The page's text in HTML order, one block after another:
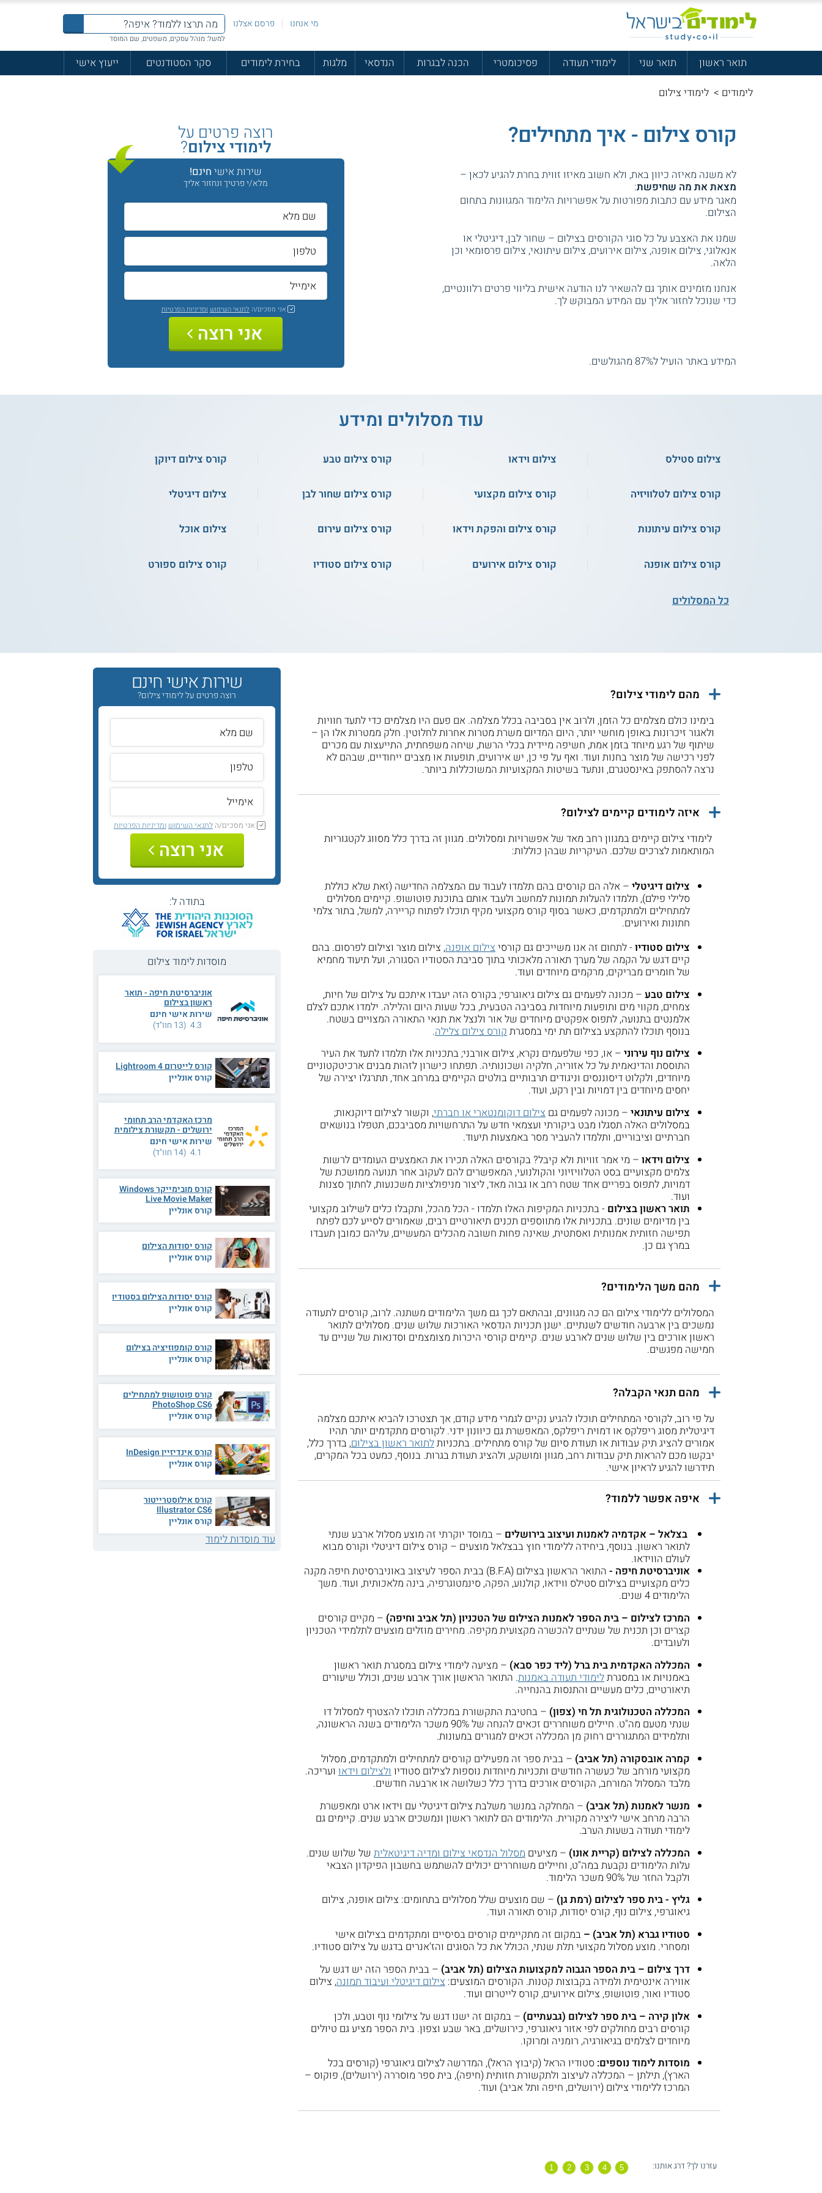
מי אנחנו פרסם אצלנו
למשל: מנהל עסקים, משפטים, שם המוסד
תואר ראשון תואר שני לימודי תעודה פסיכומטרי הכנה לבגרות הנדסאי מלגות בחירת לימודים סקר הסטודנטים
ייעוץ אישי
לימודים > לימודי צילום
קורס צילום - איך מתחילים?
לא משנה מאיזה כיוון באת, ולא חשוב מאיזו זווית בחרת להגיע לכאן –
מצאת את מה שחיפשת:
מאגר מידע עם כתבות מפורטות על אפשרויות הלימוד המגוונות בתחום
הצילום.
שמנו את האצבע על כל סוגי הקורסים בצילום – שחור לבן, דיגיטלי או
אנאלוגי, צילום אופנה, צילום אירועים, צילום עיתונאי, צילום פרסומאי וכן
הלאה.
אנחנו מזמינים אותך גם להשאיר לנו הודעה אישית בליווי פרטים רלוונטיים,
כדי שנוכל לחזור אליך עם המידע המבוקש לך.
המידע באתר הועיל ל87% מהגולשים.
רוצה פרטים על
לימודי צילום?
שירות אישי חינם!
מלא/י פרטיך ונחזור אליך
אני מסכים/ה לתנאי השימוש ומדיניות הפרטיות
אני רוצה
עוד מסלולים ומידע
צילום סטילס צילום וידאו קורס צילום טבע קורס צילום דיוקן
קורס צילום לטלוויזיה קורס צילום מקצועי קורס צילום שחור לבן צילום דיגיטלי
קורס צילום עיתונות קורס צילום והפקת וידאו קורס צילום עירום צילום אוכל
קורס צילום אופנה קורס צילום אירועים קורס צילום סטודיו קורס צילום ספורט
כל המסלולים
מהם לימודי צילום?
בימינו כולם מצלמים כל הזמן, ולרוב אין בסביבה בכלל מצלמה. אם פעם היו מצלמים כדי לתעד חוויות
ולאגור זיכרונות באופן מוחשי יותר, היום המדיום משרת מטרות אחרות לחלוטין. חלק ממטרות אלו הן –
שיתוף של רגע מיוחד בזמן אמת, חשיפה מיידית בכלי הרשת, שיחה משפחתית, התייעצות עם מכרים
לפני רכישה של מוצר בחנות ועוד. ואף על פי כן, יש אירועים, תופעות או מצבים ייחודיים, שבהם לא
נרצה להסתפק באינסטגרם, ונתעד בשיטות המקצועיות המשוכללות ביותר.
איזה לימודים קיימים לצילום?
לימודי צילום קיימים במגוון רחב מאד של אפשרויות ומסלולים. מגוון זה בדרך כלל מסווג לקטגוריות
המותאמות לצרכים שלכם. העיקריות שבהן כוללות:
צילום דיגיטלי – אלה הם קורסים בהם תלמדו לעבוד עם המצלמה החדישה (זאת שלא כוללת
סלילי פילם), תלמדו להעלות תמונות למחשב ולעבד אותם בתוכנת פוטושופ. קיימים מסלולים
למתחילים ולמתקדמים, כאשר בסוף קורס מקצועי מקיף תוכלו לפתוח קריירה, למשל, בתור צלמי
חתונות ואירועים.
צילום סטודיו- לתחום זה אנו משייכים גם קורסי צילום אופנה, צילום מוצר וצילום לפרסום. בהם
קיים דגש על הקמה של מערך תאורה מלאכותי בתוך סביבת הסטודיו הסגורה, ועל תיעוד מחמיא
של חומרים מבריקים, מרקמים מיוחדים ועוד.
צילום טבע – מכונה לפעמים גם צילום גיאוגרפי; בקורס הזה יעבדו איתכם על צילום של חיות,
צמחים, מקווי מים ותופעות מיוחדות בסביבה הטבעית, בכל שעות היום והלילה. ילמדו אתכם לצלם
אלמנטים בתנועה, לתפוס אפקטים מיוחדים של אור ולנצל את תנאי התאורה המצויים בשטח.
בנוסף תוכלו להתקצע בצילום תת ימי במסגרת קורס צילום צלילה.
צילום נוף עירוני – או, כפי שלפעמים נקרא, צילום אורבני; בתכניות אלו תלמדו לתעד את העיר
התוססת והדינאמית על כל אזוריה, חלקיה ושכונותיה. תפתחו כישרון לזהות מבנים ארכיטקטוניים
מיוחדים, ולקלוט דיסוננסים וניגודים תרבותיים בולטים הקיימים במרחב אחד, תתרגלו יצירה של
יחסים מיוחדים בין דמויות ובין רקע, ועוד.
צילום עיתונאי – מכונה לפעמים גם צילום דוקומנטארי או חברתי, וקשור לצילום דיוקנאות;
במסלולים האלה תסגלו מבט ביקורתי ועצמאי חדש על התרחשויות מסביבכם, תטפלו בנושאים
חברתיים וציבוריים, ותלמדו להעביר מסר באמצעות תיעוד.
צילום וידאו – מי אמר זוויות ולא קיבל? בקורסים האלה תכירו את האמצעים העומדים לרשות
צלמים מקצועיים בסט הטלוויזיוני והקולנועי, המאפשרים להם לעקוב אחר תנועה ממושכת של
דמויות, לתפוס בפריים אחד שטח רחב או גבוה מאד, ליצור מניפולציות משכנעות, לחתוך סצנות
ועוד.
תואר ראשון בצילום - בתכניות המקיפות האלו תלמדו - הכל מהכל, ותקבלו כלים לשילוב מקצועי
בין מדיומים שונים. בתכניות אלו מתווספים תכנים תיאורטיים רבים, שאמורים לסייע לכם לפתח
תפישה חזותית אמנותית ואסתטית, שאינה פחות חשובה מהכלים המעשיים, עליהם כמובן תעבדו
במרץ גם כן.
מהם משך הלימודים?
המסלולים ללימודי צילום הם כה מגוונים, ובהתאם לכך גם משך הלימודים משתנה. לרוב, קורסים לתעודה
נמשכים בין ארבעה חודשים לשנתיים. ישנן תכניות הנדסאי האורכות שלוש שנים. מסלולים לתואר
ראשון אורכים בין שלוש שנים לארבע שנים. קיימים קורסי היכרות מצומצמים וסדנאות של שניים עד
חמישה מפגשים.
מהם תנאי הקבלה?
על פי רוב, לקורסי המתחילים תוכלו להגיע נקיים לגמרי מידע קודם, אך תצטרכו להביא איתכם מצלמה
דיגיטלית מסוג ריפלקס או דמוית ריפלקס, המאפשרת גם כיוונון ידני. לקורסים מתקדמים יותר תהיו
אמורים להציג תיק עבודות או תעודת סיום של קורס מתחילים. בתכניותלתואר ראשון בצילום, בדרך כלל,
יבקשו מכם להראות תיק עבודות רחב, מגוון ומושקע, ולהציג תעודת בגרות. בנוסף, כמעט בכל המקרים,
תידרשו להגיע לראיון אישי.
איפה אפשר ללמוד?
בצלאל – אקדמיה לאמנות ועיצוב בירושלים – במוסד יוקרתי זה מוצע מסלול ארבע שנתי
לתואר ראשון. בנוסף, ביחידה ללימודי חוץ בבצלאל מוצעים – קורס צילום דיגיטלי וקורס מבוא
לעולם הווידאו.
אוניברסיטת חיפה -
התואר הראשון בצילום (B.F.A) בבית הספר לעיצוב באוניברסיטת חיפה מקנה
כלים מקצועיים בצילום סטילס ווידאו, קולנוע, הפקה, סינמטוגרפיה, בינה מלאכותית, ועוד. משך
הלימודים 4 שנים.
המרכז לצילום – בית הספר לאמנות הצילום של הטכניון (תל אביב וחיפה) – מקיים קורסים
קצרים וכן תכנית של שנתיים להכשרה מקצועית מקיפה. מחירים מוזלים מוצעים לתלמידי הטכניון
ולעובדים.
המכללה האקדמית בית ברל (ליד כפר סבא) – מציעה לימודי צילום במסגרת תואר ראשון
באמנויות או במסגרתלימודי תעודה באמנות. התואר הראשון אורך ארבע שנים, וכולל שיעורים
תיאורטיים, כלים מעשיים והתנסות בהנחייה.
המכללה הטכנולוגית תל חי (צפון) – בחטיבת התקשורת במכללה תוכלו להצטרף למסלול דו
שנתי מטעם מה"ט. חיילים משוחררים זכאים להנחה של 90% משכר הלימודים בשנה הראשונה,
ותלמידים המתגוררים רחוק מן המכללה זכאים למגורים במעונות.
קמרה אובסקורה (תל אביב) – בבית ספר זה מפעילים קורסים למתחילים ולמתקדמים, מסלול
מקצועי מורחב של כעשרה חודשים ותכניות מיוחדות נוספות לצילום סטודיוולצילום וידאו ועריכה.
מלבד המסלול המורחב, הקורסים אורכים בדרך כלל כשלושה או ארבעה חודשים.
מנשר לאמנות (תל אביב) – המחלקה במנשר משלבת צילום דיגיטלי עם וידאו ארט ומאפשרת
הרבה מרחב אישי ליצירה מקורית. הלימודים הם לתואר ראשון ונמשכים ארבע שנים. קיימים גם
לימודי תעודה בשעות הערב.
המכללה לצילום (קריית אונו) – מציעים מסלול הנדסאי צילום ומדיה דיגיטאלית של שלוש שנים.
עלות הלימודים נקבעת במה"ט, וחיילים משוחררים יכולים להשתמש בחשבון הפיקדון הצבאי
ולקבל החזר של 90% משכר הלימוד.
גליץ - בית ספר לצילום (רמת גן) – שם מוצעים שלל מסלולים בתחומים: צילום אופנה, צילום
גיאוגרפי, צילום נוף, קורס יסודות, קורס תאורה ועוד.
סטודיו גברא (תל אביב) – במקום זה מתקיימים קורסים בסיסיים ומתקדמים בצילום אישי
ומסחרי. מוצע מסלול מקצועי תלת שנתי, הכולל את כל הסוגים והז'אנרים בדגש על צילום סטודיו.
דרך צילום – בית הספר הגבוה למקצועות הצילום (תל אביב) – בבית הספר הזה יש דגש על
אווירה אינטימית ולמידה בקבוצות קטנות. הקורסים המוצעים: צילום דיגיטלי ועיבוד תמונה, צילום
סטודיו ואור, פוטושופ, צילום אירועים, קורס לייטרום ועוד.
אלון קירה – בית ספר לצילום (גבעתיים) – במקום זה ישנו דגש על צילומי נוף וטבע, ולכן
קורסים רבים מחולקים לפי אזור גיאוגרפי, כירושלים, באר שבע וצפון. בית הספר מציע גם טיולים
מיוחדים לצלמים בגיאורגיה, רומניה ומרוקו.
מוסדות לימוד נוספים: סטודיו הראל (קיבוץ הראל), המדרשה לצילום גיאוגרפי (קורסים בכל
הארץ), תילתן – המכללה לעיצוב ולתקשורת חזותית (חיפה), בית ספר מוסררה (ירושלים), פוקוס –
המרכז ללימודי צילום (ירושלים, חיפה ותל אביב) ועוד.
עזרנו לך? דרג אותנו:
שירות אישי חינם
רוצה פרטים על לימודי צילום?
אני מסכים/הלתנאי השימוש ומדיניות הפרטיות
אני רוצה
בתודה ל:
מוסדות לימוד צילום
אוניברסיטת חיפה - תואר
ראשון בצילום
שירות אישי חינם
4.3 (13 חוו"ד)
קורס לייטרום 4 Lightroom
קורס אונליין
מרכז האקדמי הרב תחומי
ירושלים - תקשורת צילומית
שירות אישי חינם
4.1 (14 חוו"ד)
קורס מובימייקר Windows
Live Movie Maker
קורס אונליין
קורס יסודות הצילום
קורס אונליין
קורס יסודות הצילום בסטודיו
קורס אונליין
קורס קומפוזיציה בצילום
קורס אונליין
קורס פוטושופ למתחילים
PhotoShop CS6
קורס אונליין
קורס אינדיזיין InDesign
קורס אונליין
קורס אילוסטרייטור
Illustrator CS6
קורס אונליין
עוד מוסדות לימוד